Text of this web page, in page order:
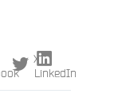
X
LinkedIn